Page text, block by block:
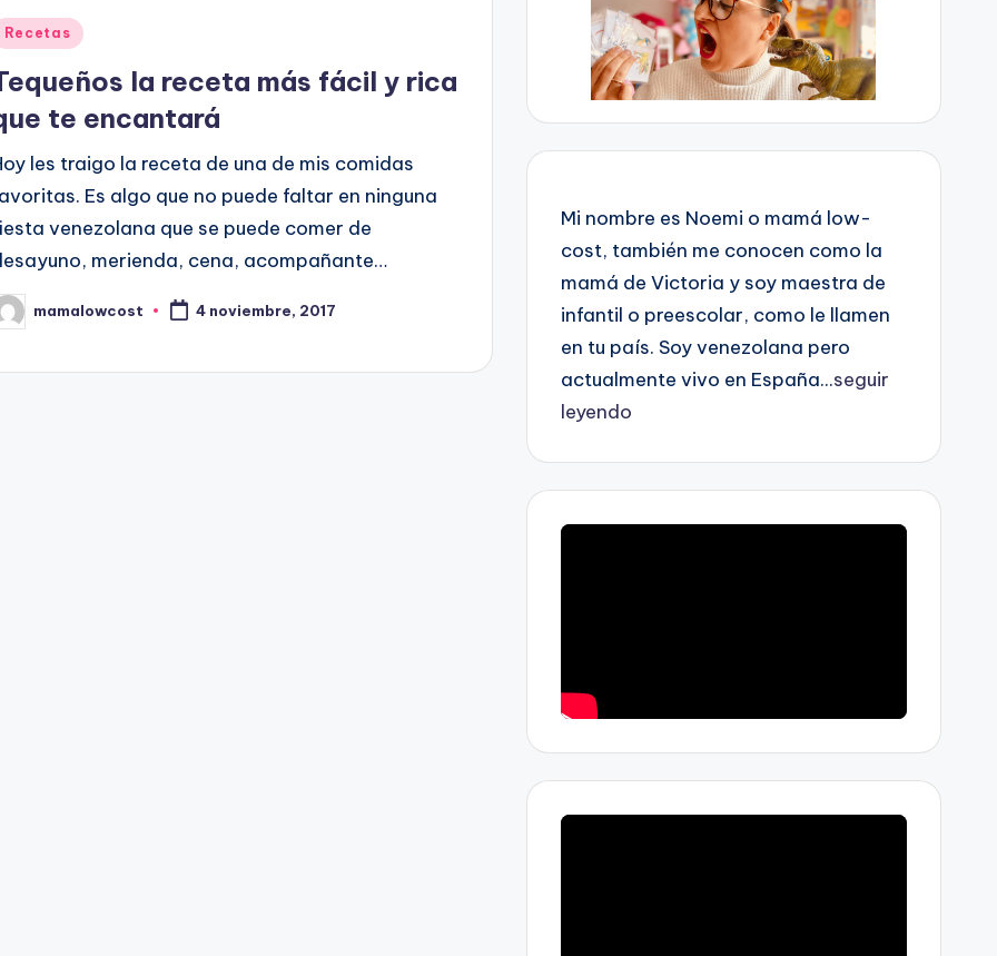
Recetas
la receta más fácil y rica
te encantará
les traigo la receta de una de mis comidas
Es algo que no puede faltar en ninguna
venezolana que se puede comer de
merienda, cena, acompañante…
mamalowcost 4 noviembre, 2017
Mi nombre es Noemi o mamá low-
cost, también me conocen como la
mamá de Victoria y soy maestra de
infantil o preescolar, como le llamen
en tu país. Soy venezolana pero
actualmente vivo en España...seguir
leyendo